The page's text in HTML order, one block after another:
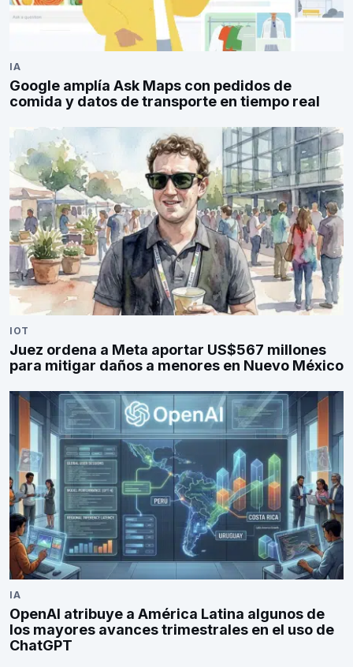
IA
Google amplía Ask Maps con pedidos de
comida y datos de transporte en tiempo real
IOT
Juez ordena a Meta aportar US$567 millones
para mitigar daños a menores en Nuevo México
IA
OpenAI atribuye a América Latina algunos de
los mayores avances trimestrales en el uso de
ChatGPT